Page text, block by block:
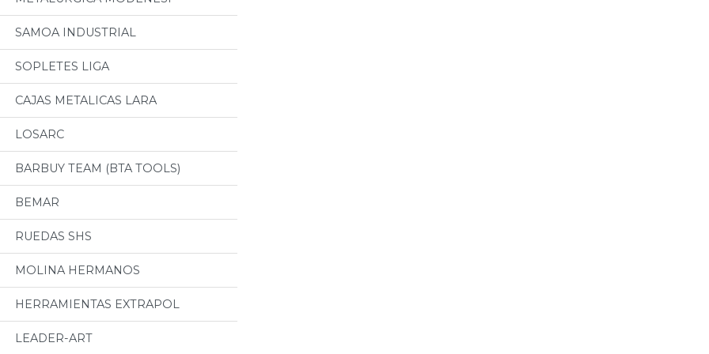
SAMOA INDUSTRIAL
SOPLETES LIGA
CAJAS METALICAS LARA
LOSARC
BARBUY TEAM (BTA TOOLS)
BEMAR
RUEDAS SHS
MOLINA HERMANOS
HERRAMIENTAS EXTRAPOL
LEADER-ART